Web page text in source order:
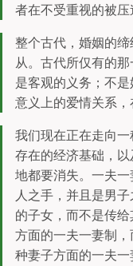
者在不受重视的被压
整个古代，婚姻的
从。古代所仅有的
是客观的义务；不
意义上的爱情关系，
我们现在正在走向
存在的经济基础，
地都要消失。一夫
人之手，并且是男
的子女，而不是传
方面的一夫一妻制
种妻子方面的一夫